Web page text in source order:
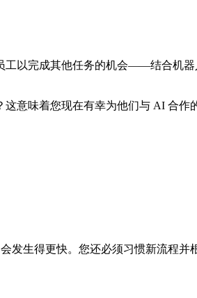
工以完成其他任务的机会——结合机
意味着您现在有幸为他们与 AI 合作
发生得更快。您还必须习惯新流程并